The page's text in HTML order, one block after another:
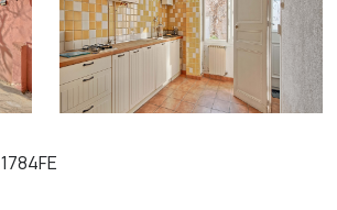
1784FE